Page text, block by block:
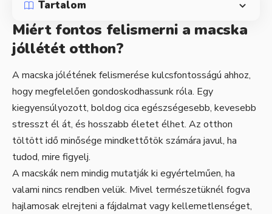
Tartalom
Miért fontos felismerni a macska
jóllétét otthon?
A macska jólétének felismerése kulcsfontosságú ahhoz,
hogy megfelelően gondoskodhassunk róla. Egy
kiegyensúlyozott, boldog cica egészségesebb, kevesebb
stresszt él át, és hosszabb életet élhet. Az otthon
töltött idő minősége mindkettőtök számára javul, ha
tudod, mire figyelj.
A macskák nem mindig mutatják ki egyértelműen, ha
valami nincs rendben velük. Mivel természetüknél fogva
hajlamosak elrejteni a fájdalmat vagy kellemetlenséget,